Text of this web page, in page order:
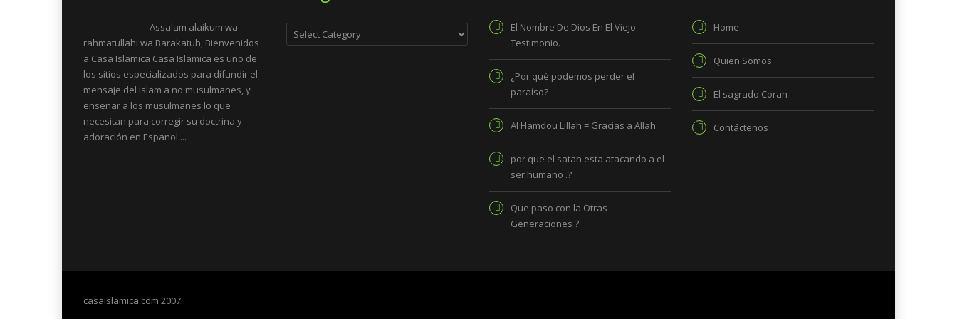
Assalam alaikum wa
rahmatullahi wa Barakatuh, Bienvenidos
a Casa Islamica Casa Islamica es uno de
los sitios especializados para difundir el
mensaje del Islam a no musulmanes, y
enseñar a los musulmanes lo que
necesitan para corregir su doctrina y
adoración en Espanol....
Categories
El Nombre De Dios En El Viejo
Testimonio.
¿Por qué podemos perder el
paraíso?
Al Hamdou Lillah = Gracias a Allah
por que el satan esta atacando a el
ser humano .?
Que paso con la Otras
Generaciones ?
Home
Quien Somos
El sagrado Coran
Contáctenos
casaislamica.com 2007